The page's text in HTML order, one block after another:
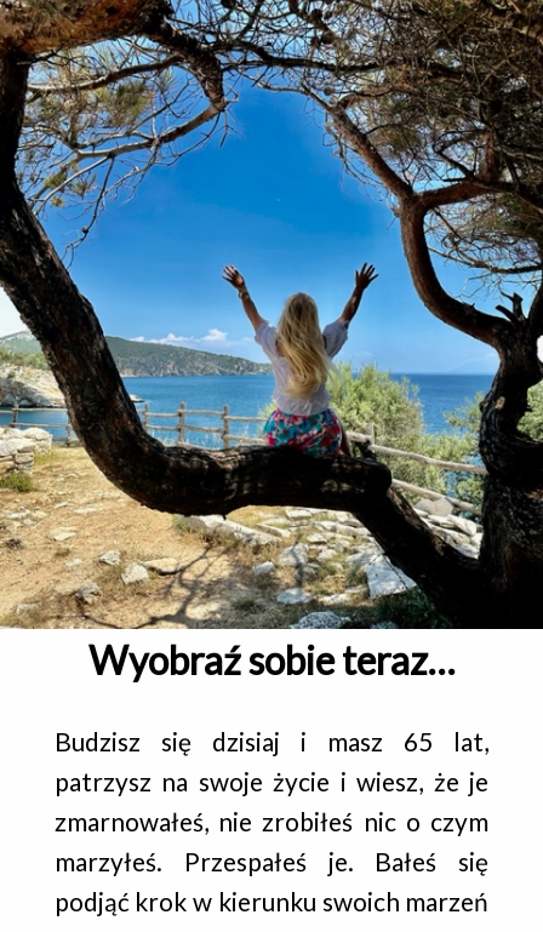
Wyobraź sobie teraz…
Budzisz się dzisiaj i masz 65 lat,
patrzysz na swoje życie i wiesz, że je
zmarnowałeś, nie zrobiłeś nic o czym
marzyłeś. Przespałeś je. Bałeś się
podjąć krok w kierunku swoich marzeń